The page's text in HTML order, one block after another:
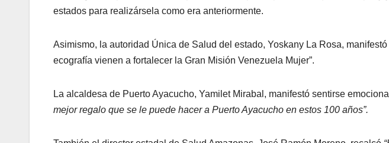
estados para realizársela como era anteriormente.
Asimismo, la autoridad Única de Salud del estado, Yoskany La Rosa,
ecografía vienen a fortalecer la Gran Misión Venezuela Mujer”.
La alcaldesa de Puerto Ayacucho, Yamilet Mirabal, manifestó sentirse
mejor regalo que se le puede hacer a Puerto Ayacucho en estos 100 años”.